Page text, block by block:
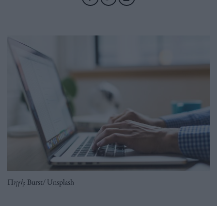
Πηγή: Burst/ Unsplash